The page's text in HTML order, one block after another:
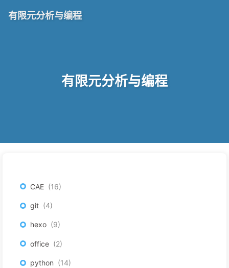
有限元分析与编程
有限元分析与编程
CAE 16
git 4
hexo 9
office 2
python 14